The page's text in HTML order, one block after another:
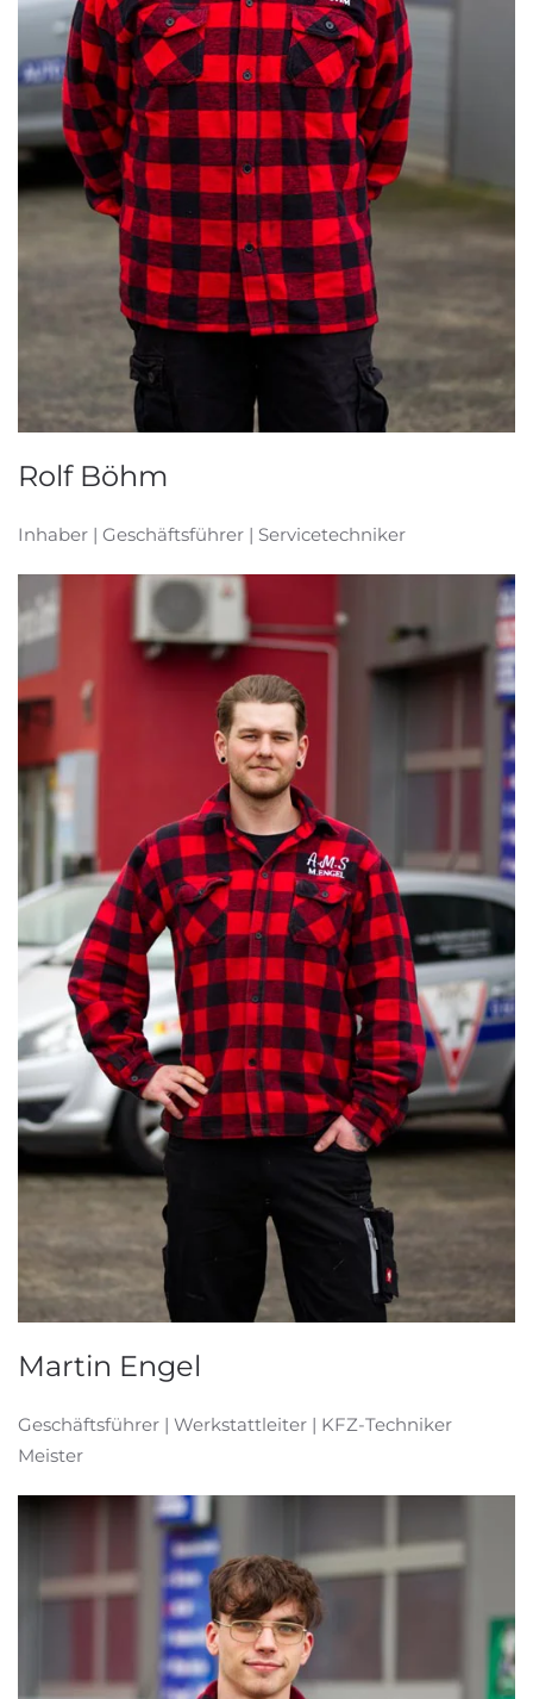
Rolf Böhm
Inhaber | Geschäftsführer | Servicetechniker
Martin Engel
Geschäftsführer | Werkstattleiter | KFZ-Techniker
Meister